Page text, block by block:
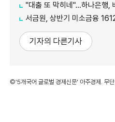
"대출 또 막히네"…하나은행, 비
서금원, 상반기 미소금융 1612억
기자의 다른기사
©'5개국어 글로벌 경제신문' 아주경제. 무단